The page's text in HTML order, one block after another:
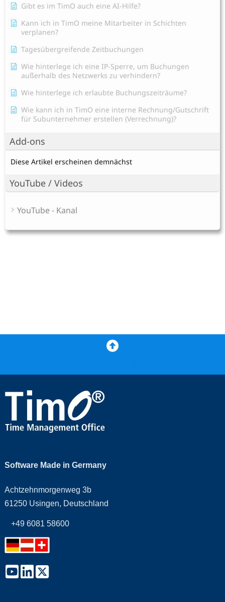
Gibt es im TimO auch eine AI-Hilfe?
Kann ich in TimO meine Mitarbeiter in Schichten
verplanen?
Tagesübergreifende Zeitbuchungen
Wie hinterlege ich eine IP-Sperre, um Buchungen
außerhalb des Netzwerks zu verhindern?
Wie hinterlege ich erlaubte Buchungszeiträume?
Wie kann ich in TimO eine interne Rechnung/Gutschrift
für Subunternehmer erstellen (Verrechnung)?
Add-ons
Diese Artikel erscheinen demnächst
YouTube / Videos
YouTube - Kanal
Software Made in Germany
Achtzehnmorgenweg 3b
61250 Usingen, Deutschland
+49 6081 58600